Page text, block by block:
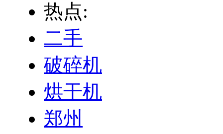
热点:
二手
破碎机
烘干机
郑州